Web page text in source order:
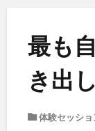
最も
き出
体験セッショ